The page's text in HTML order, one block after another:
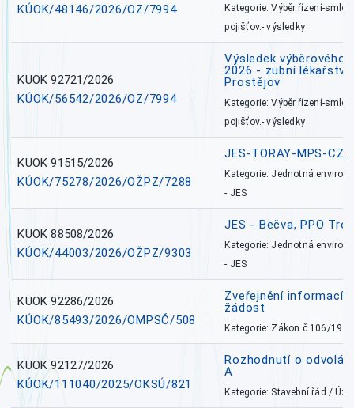
KÚOK/48146/2026/OZ/7994
Kategorie: Výběr.řízení-
pojišťov.- výsledky
KUOK 92721/2026
KÚOK/56542/2026/OZ/7994
Výsledek výběrového
2026 - zubní
Prostějov
Kategorie: Výběr.řízení-
pojišťov.- výsledky
KUOK 91515/2026
KÚOK/75278/2026/OŽPZ/7288
JES-TORAY-MPS-CZ
Kategorie: Jednotná
- JES
KUOK 88508/2026
KÚOK/44003/2026/OŽPZ/9303
JES - Bečva, PPO
Kategorie: Jednotná
- JES
KUOK 92286/2026
KÚOK/85493/2026/OMPSČ/508
Zveřejnění informací
žádost
Kategorie: Zákon č.106/1999
KUOK 92127/2026
KÚOK/111040/2025/OKSÚ/821
Rozhodnutí o
A
Kategorie: Stavební řád /